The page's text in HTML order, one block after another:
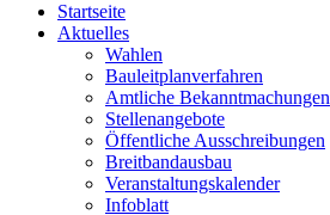
Startseite
Aktuelles
Wahlen
Bauleitplanverfahren
Amtliche Bekanntmachungen
Stellenangebote
Öffentliche Ausschreibungen
Breitbandausbau
Veranstaltungskalender
Infoblatt